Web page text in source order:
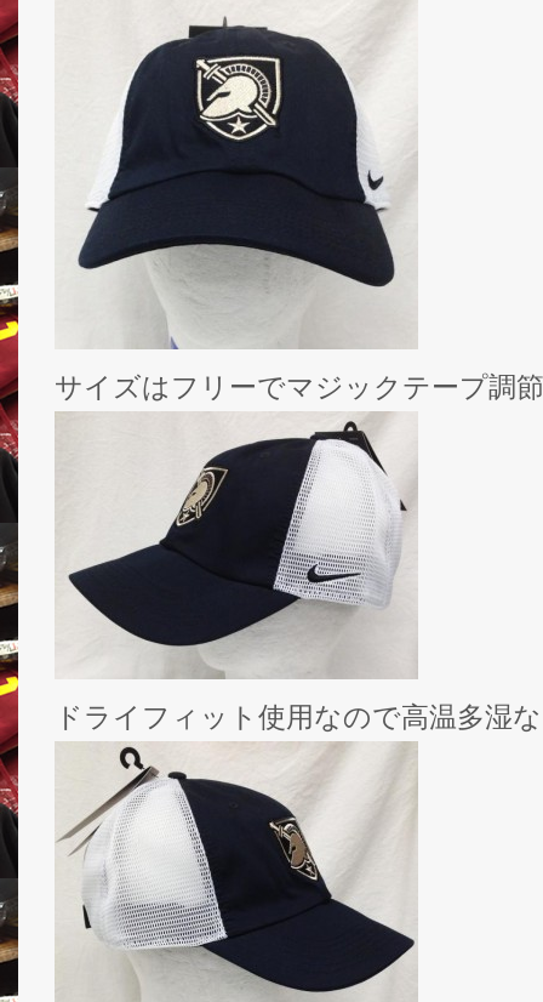
サイズはフリーでマジックテープ調
ドライフィット使用なので高温多湿